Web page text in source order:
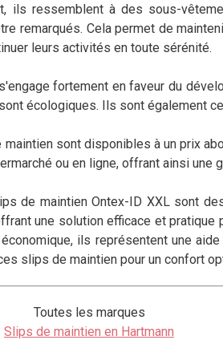
ils ressemblent à des sous-
remarqués. Cela permet de
leurs activités en toute sérénité.
fortement en faveur du
écologiques. Ils sont également
maintien sont disponibles à un prix
ou en ligne, offrant ainsi une
de maintien Ontex-ID XXL sont
une solution efficace et
ils représentent une
slips de maintien pour un confort
Toutes les marques
Slips de maintien en Hartmann